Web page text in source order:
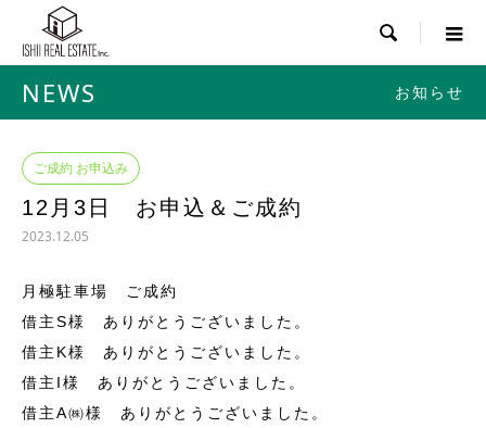

NEWS お知らせ
ご成約 お申込み
12月3日 お申込＆ご成約
2023.12.05
月極駐車場 ご成約
借主S様 ありがとうございました。
借主K様 ありがとうございました。
借主I様 ありがとうございました。
借主A㈱様 ありがとうございました。